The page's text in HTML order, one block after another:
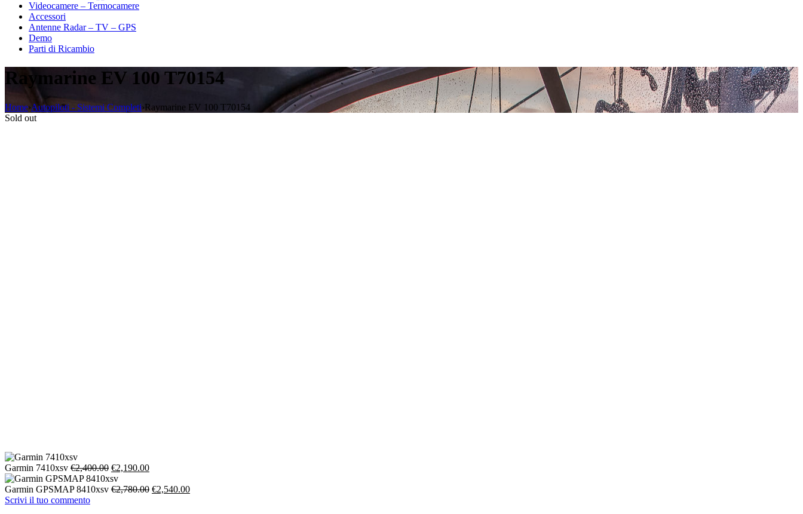
Videocamere – Termocamere
Accessori
Antenne Radar – TV – GPS
Demo
Parti di Ricambio
Raymarine EV 100 T70154
Home›Autopiloti - Sistemi Completi›Raymarine EV 100 T70154
Sold out
Garmin 7410xsv €2,400.00 Il
prezzo
originale
€2,190.00Il
attuale
Garmin GPSMAP 8410xsv €2,780.00 Il
€2,540.00Il
Scrivi il tuo commento